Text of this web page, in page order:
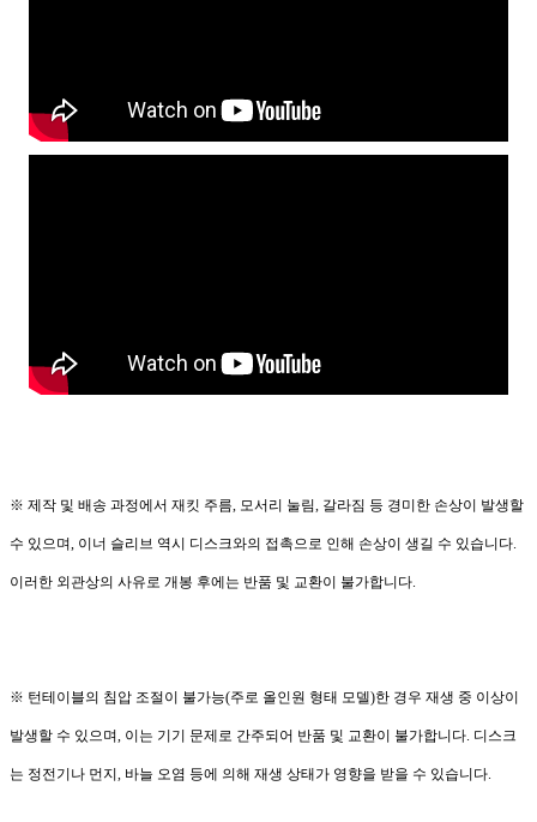
※ 제작 및 배송 과정에서 재킷 주름, 모서리 눌림, 갈라짐 등 경미한 손상이 발생할
수 있으며, 이너 슬리브 역시 디스크와의 접촉으로 인해 손상이 생길 수 있습니다.
이러한 외관상의 사유로 개봉 후에는 반품 및 교환이 불가합니다.
※ 턴테이블의 침압 조절이 불가능(주로 올인원 형태 모델)한 경우 재생 중 이상이
발생할 수 있으며, 이는 기기 문제로 간주되어 반품 및 교환이 불가합니다. 디스크
는 정전기나 먼지, 바늘 오염 등에 의해 재생 상태가 영향을 받을 수 있습니다.